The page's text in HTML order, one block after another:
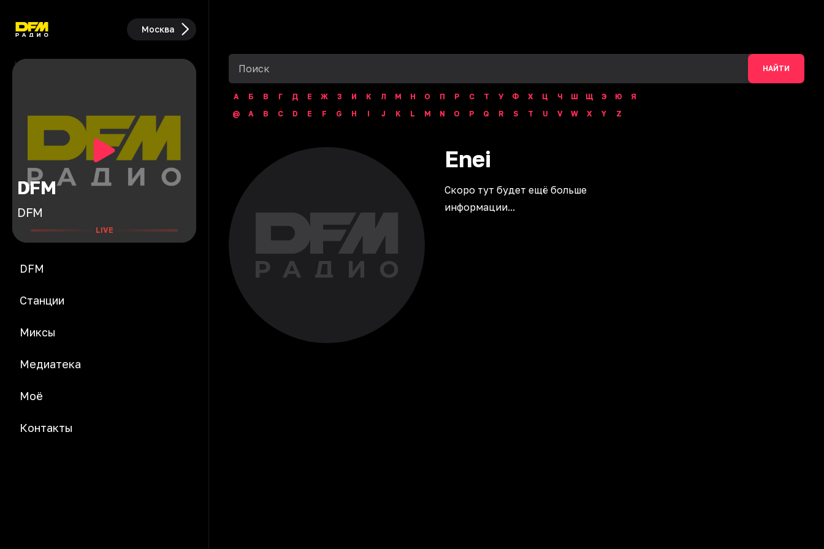
Москва
DFM
DFM
LIVE
DFM
Станции
Миксы
Медиатека
Моё
Контакты
НАЙТИ
А Б В Г Д Е Ж З И К Л М Н О П Р С Т У Ф Х Ц Ч Ш Щ Э Ю
Я
@
A B C D E F G H I J K L M N O P Q R S T U V W X Y Z
Enei
Скоро тут будет ещё больше
информации...